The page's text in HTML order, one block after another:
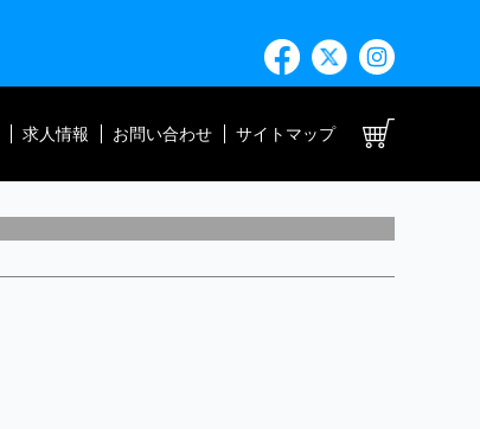
求人情報 お問い合わせ サイトマップ